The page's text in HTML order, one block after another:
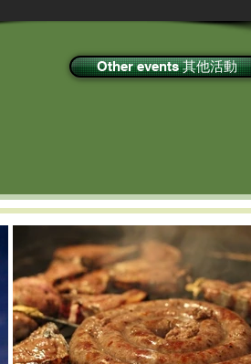
Other events 其他活動